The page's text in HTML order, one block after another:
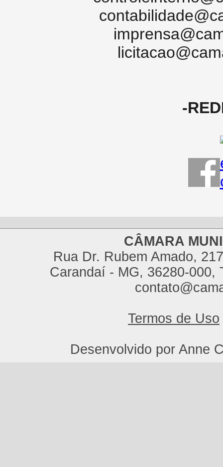
-
CÂMARA
Rua Dr. Rubem Amado,
Carandaí - MG, 36280-000,
Termos de Uso
Desenvolvido por Anne